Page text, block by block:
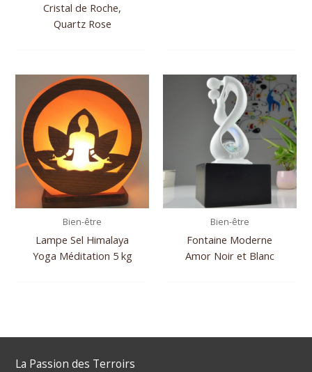
Cristal de Roche,
Quartz Rose
Bien-être
Lampe Sel Himalaya
Yoga Méditation 5 kg
Bien-être
Fontaine Moderne
Amor Noir et Blanc
La Passion des Terroirs